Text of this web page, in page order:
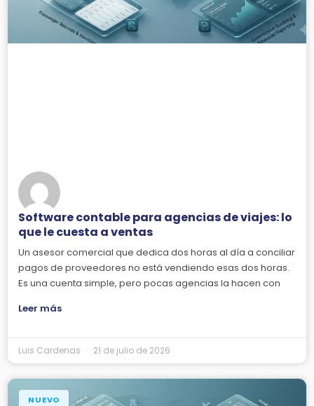
Software contable para agencias de viajes: lo
que le cuesta a ventas
Un asesor comercial que dedica dos horas al día a conciliar
pagos de proveedores no está vendiendo esas dos horas.
Es una cuenta simple, pero pocas agencias la hacen con
Leer más
Luis Cardenas 21 de julio de 2026
NUEVO